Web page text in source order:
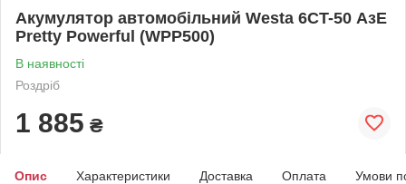
Акумулятор автомобільний Westa 6CT-50 АзЕ
Pretty Powerful (WPP500)
В наявності
Роздріб
1 885 ₴
Опис Характеристики Доставка Оплата Умови